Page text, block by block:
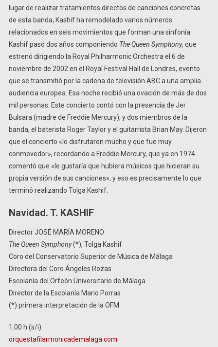
lugar de realizar tratamientos directos de canciones concretas
de esta banda, Kashif ha remodelado varios números
relacionados en seis movimientos que forman una sinfonía.
Kashif pasó dos años componiendo The Queen Symphony, que
estrenó dirigiendo la Royal Philharmonic Orchestra el 6 de
noviembre de 2002 en el Royal Festival Hall de Londres, evento
que se transmitió por la cadena de televisión ABC a una amplia
audiencia europea. Esa noche recibió una ovación de más de dos
mil personas. Este concierto contó con la presencia de Jer
Bulsara (madre de Freddie Mercury), y dos miembros de la
banda, el baterista Roger Taylor y el guitarrista Brian May. Dijeron
que el concierto «lo disfrutaron mucho y que fue muy
conmovedor», recordando a Freddie Mercury, que ya en 1974
comentó que «le gustaría que hubiera músicos que hicieran su
propia versión de sus canciones», y eso es precisamente lo que
terminó realizando Tolga Kashif.
Navidad. T. KASHIF
DirectorJOSÉ MARÍA MORENO
The Queen Symphony(*), Tolga Kashif
Coro del Conservatorio Superior de Música de Málaga
Directora del Coro Ángeles Rozas
Escolanía del Orfeón Universitario de Málaga
Director de la Escolanía Mario Porras
(*) primera interpretación de la OFM
1.00 h (s/i)
orquestafilarmonicademalaga.com